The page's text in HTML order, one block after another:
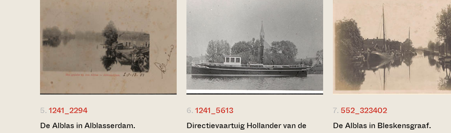
5. 1241_2294
De Alblas in Alblasserdam.
6. 1241_5613
Directievaartuig Hollander van de
7. 552_323402
De Alblas in Bleskensgraaf.